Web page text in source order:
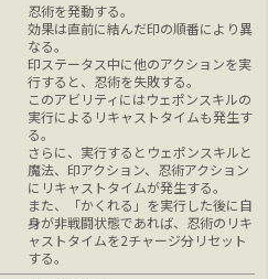
忍術を発動する。
効果は直前に結んだ印の順番により異
なる。
印ステータス中に他のアクションを実
行すると、忍術を失敗する。
このアビリティにはウェポンスキルの
実行によるリキャストタイムも発生す
る。
さらに、実行するとウェポンスキルと
魔法、印アクション、忍術アクション
にリキャストタイムが発生する。
また、「かくれる」を実行した後に自
身が非戦闘状態であれば、忍術のリキ
ャストタイムを2チャージ分リセット
する。